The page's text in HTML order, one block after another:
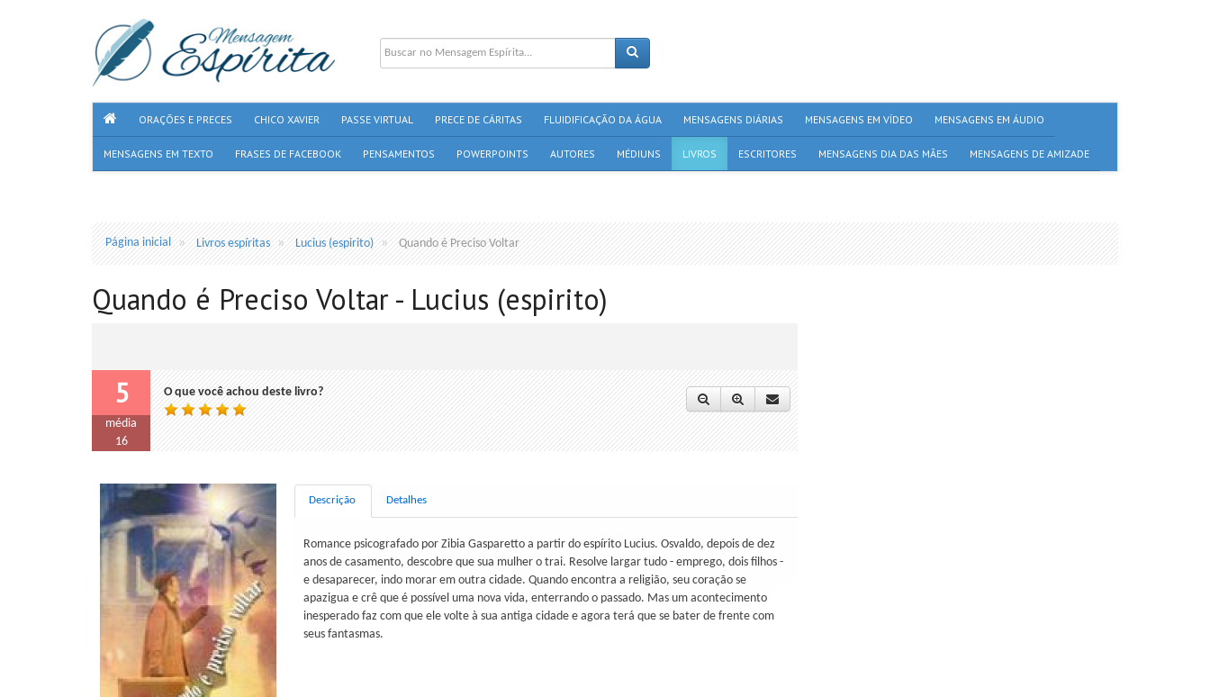
ORAÇÕES E PRECES CHICO XAVIER PASSE VIRTUAL PRECE DE CÁRITAS FLUIDIFICAÇÃO DA ÁGUA MENSAGENS DIÁRIAS MENSAGENS EM VÍDEO MENSAGENS EM ÁUDIO
MENSAGENS EM TEXTO FRASES DE FACEBOOK PENSAMENTOS POWERPOINTS AUTORES MÉDIUNS LIVROS ESCRITORES MENSAGENS DIA DAS MÃES MENSAGENS DE AMIZADE
Página inicial Livros espíritas Lucius (espirito) Quando é Preciso Voltar
Quando é Preciso Voltar - Lucius (espirito)
5
média
16
O que você achou deste livro?
Descrição Detalhes
Romance psicografado por Zibia Gasparetto a partir do espírito Lucius. Osvaldo, depois de dez
anos de casamento, descobre que sua mulher o trai. Resolve largar tudo - emprego, dois filhos -
e desaparecer, indo morar em outra cidade. Quando encontra a religião, seu coração se
apazigua e crê que é possível uma nova vida, enterrando o passado. Mas um acontecimento
inesperado faz com que ele volte à sua antiga cidade e agora terá que se bater de frente com
seus fantasmas.